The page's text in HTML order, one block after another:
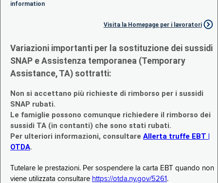
information
Visita la Homepage per i lavoratori
Variazioni importanti per la sostituzione dei sussidi
SNAP e Assistenza temporanea (Temporary
Assistance, TA) sottratti:
Non si accettano più richieste di rimborso per i sussidi
SNAP rubati.
Le famiglie possono comunque richiedere il rimborso dei
sussidi TA (in contanti) che sono stati rubati.
Per ulteriori informazioni, consultare Allerta truffe EBT |
OTDA.
Tutelare le prestazioni. Per sospendere la carta EBT quando non
viene utilizzata consultare https://otda.ny.gov/5261 .